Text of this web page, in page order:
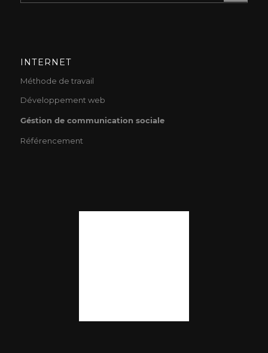
INTERNET
Méthode de travail
Développement web
Géstion de communication sociale
Référencement